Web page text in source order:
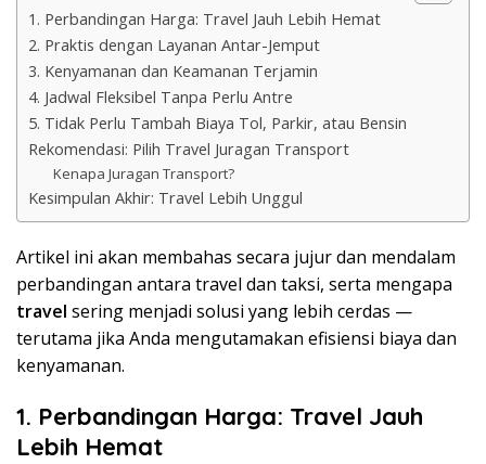
1. Perbandingan Harga: Travel Jauh Lebih Hemat
2. Praktis dengan Layanan Antar-Jemput
3. Kenyamanan dan Keamanan Terjamin
4. Jadwal Fleksibel Tanpa Perlu Antre
5. Tidak Perlu Tambah Biaya Tol, Parkir, atau Bensin
Rekomendasi: Pilih Travel Juragan Transport
Kenapa Juragan Transport?
Kesimpulan Akhir: Travel Lebih Unggul
Artikel ini akan membahas secara jujur dan mendalam
perbandingan antara travel dan taksi, serta mengapa
travel sering menjadi solusi yang lebih cerdas —
terutama jika Anda mengutamakan efisiensi biaya dan
kenyamanan.
1. Perbandingan Harga: Travel Jauh
Lebih Hemat